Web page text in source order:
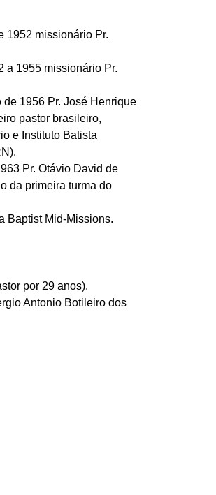
1952 missionário Pr.
a 1955 missionário Pr.
de 1956 Pr. José Henrique
pastor brasileiro,
e Instituto Batista
Pr. Otávio David de
da primeira turma do
Baptist Mid-Missions.
por 29 anos).
Antonio Botileiro dos